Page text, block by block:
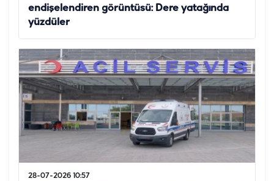
endişelendiren görüntüsü: Dere yatağında
yüzdüler
28-07-2026 10:57